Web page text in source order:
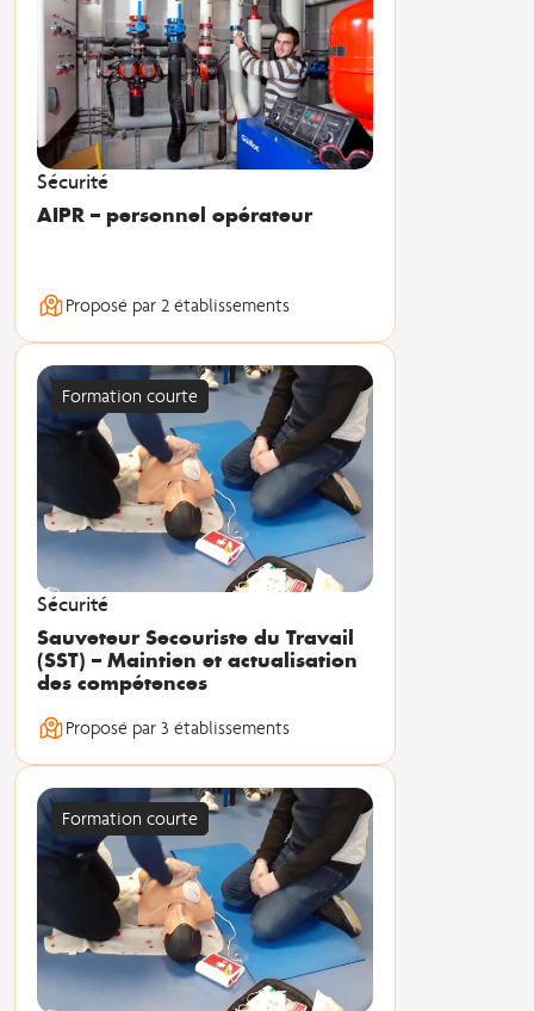
Sécurité
AIPR – personnel opérateur
Proposé par 2 établissements
Formation courte
Sécurité
Sauveteur Secouriste du Travail
(SST) – Maintien et actualisation
des compétences
Proposé par 3 établissements
Formation courte